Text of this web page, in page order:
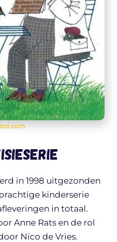
bol.com
in 1998 uitgezonden
kinderserie
in totaal.
Anne Rats en de rol
Nico de Vries.